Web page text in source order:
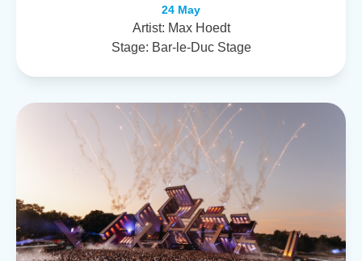
24 May
Artist: Max Hoedt
Stage: Bar-le-Duc Stage